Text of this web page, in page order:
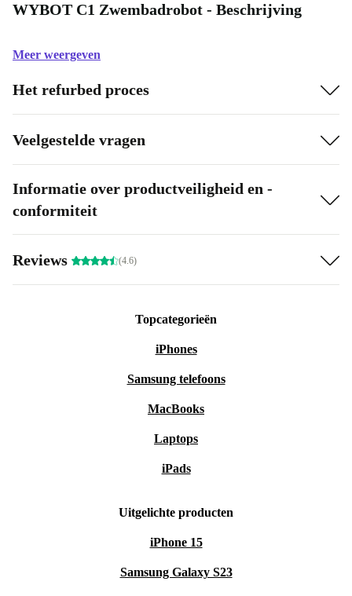
WYBOT C1 Zwembadrobot - Beschrijving
Meer weergeven
Het refurbed proces
Veelgestelde vragen
Informatie over productveiligheid en -
conformiteit
Reviews (4.6)
Topcategorieën
iPhones
Samsung telefoons
MacBooks
Laptops
iPads
Uitgelichte producten
iPhone 15
Samsung Galaxy S23